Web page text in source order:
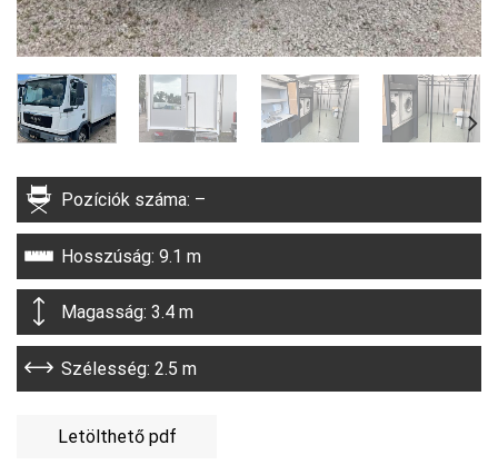
Pozíciók száma: –
Hosszúság: 9.1 m
Magasság: 3.4 m
Szélesség: 2.5 m
Letölthető pdf